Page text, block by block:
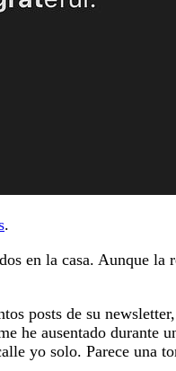
.
en la casa. Aunque
posts de su
ausentado durante
yo solo. Parece una